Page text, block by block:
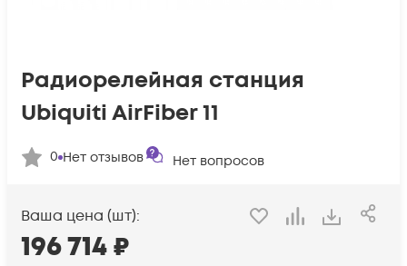
Радиорелейная станция
Ubiquiti AirFiber 11
0 Нет отзывов Нет вопросов
Ваша цена (шт):
196 714₽